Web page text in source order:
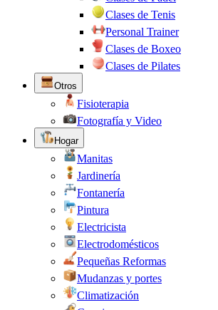
Clases de Tenis
Personal Trainer
Clases de Boxeo
Clases de Pilates
Otros
Fisioterapia
Fotografía y Video
Hogar
Manitas
Jardinería
Fontanería
Pintura
Electricista
Electrodomésticos
Pequeñas Reformas
Mudanzas y portes
Climatización